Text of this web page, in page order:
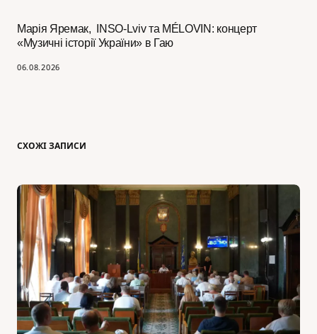
Марія Яремак, INSO-Lviv та MÉLOVIN: концерт
«Музичні історії України» в Гаю
06.08.2026
СХОЖІ ЗАПИСИ